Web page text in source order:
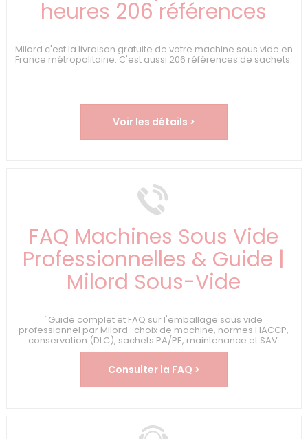
heures 206 références
Milord c'est la livraison gratuite de votre machine sous vide en
France métropolitaine. C'est aussi 206 références de sachets.
Voir les détails >
FAQ Machines Sous Vide
Professionnelles & Guide |
Milord Sous-Vide
`Guide complet et FAQ sur l'emballage sous vide
professionnel par Milord : choix de machine, normes HACCP,
conservation (DLC), sachets PA/PE, maintenance et SAV.
Consulter la FAQ >